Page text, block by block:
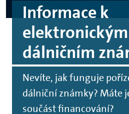
Informace k
elektronickým
dálničním
Nevíte, jak funguje
dálniční známky? Máte
součást financování?